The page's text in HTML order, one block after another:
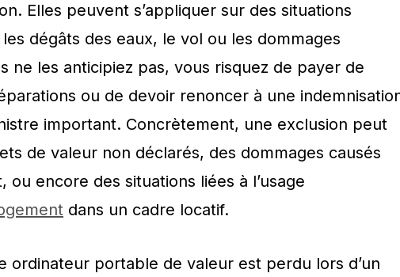
Elles peuvent s’appliquer sur des situations
dégâts des eaux, le vol ou les dommages
ne les anticipiez pas, vous risquez de payer de
ou de devoir renoncer à une
important. Concrètement, une exclusion peut
de valeur non déclarés, des dommages causés
ou encore des situations liées à l’usage
dans un cadre locatif.
ordinateur portable de valeur est perdu lors d’un